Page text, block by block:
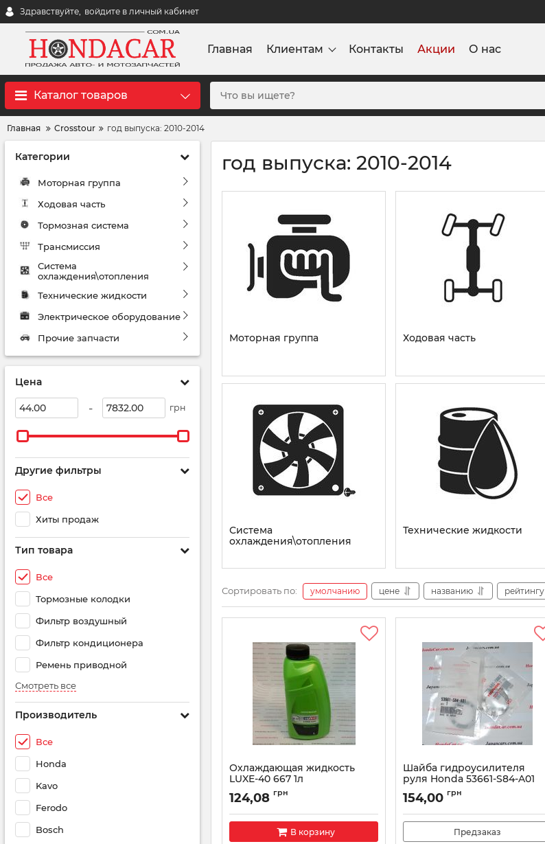
Здравствуйте, войдите в личный кабинет
Главная Клиентам Контакты Акции О нас
Каталог товаров
Главная Crosstour год выпуска: 2010-2014
Категории
Моторная группа
Ходовая часть
Тормозная система
Трансмиссия
Система
охлаждения\отопления
Технические жидкости
Электрическое оборудование
Прочие запчасти
Цена
- грн
Другие фильтры
Все
Хиты продаж
Тип товара
Все
Тормозные колодки
Фильтр воздушный
Фильтр кондиционера
Ремень приводной
Смотреть все
Производитель
Все
Honda
Kavo
Ferodo
Bosch
год выпуска: 2010-2014
Моторная группа Ходовая часть
Система
охлаждения\отопления
Технические жидкости
Сортировать по: умолчанию цене названию рейтингу
Охлаждающая жидкость
LUXE-40 667 1л
Артикул: LUXE40667
124,08 грн
В корзину
Шайба гидроусилителя
руля Honda 53661-S84-A01
Артикул: 53661S84A01
154,00 грн
Предзаказ